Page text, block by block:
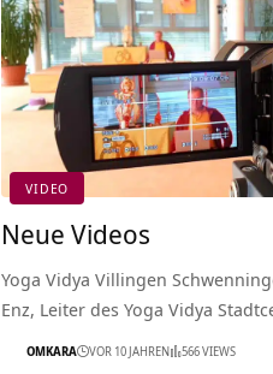
VIDEO
Neue Videos
Yoga Vidya Villingen
Enz, Leiter des Yoga Vidya
OMKARA VOR 10 JAHREN 566 VIEWS